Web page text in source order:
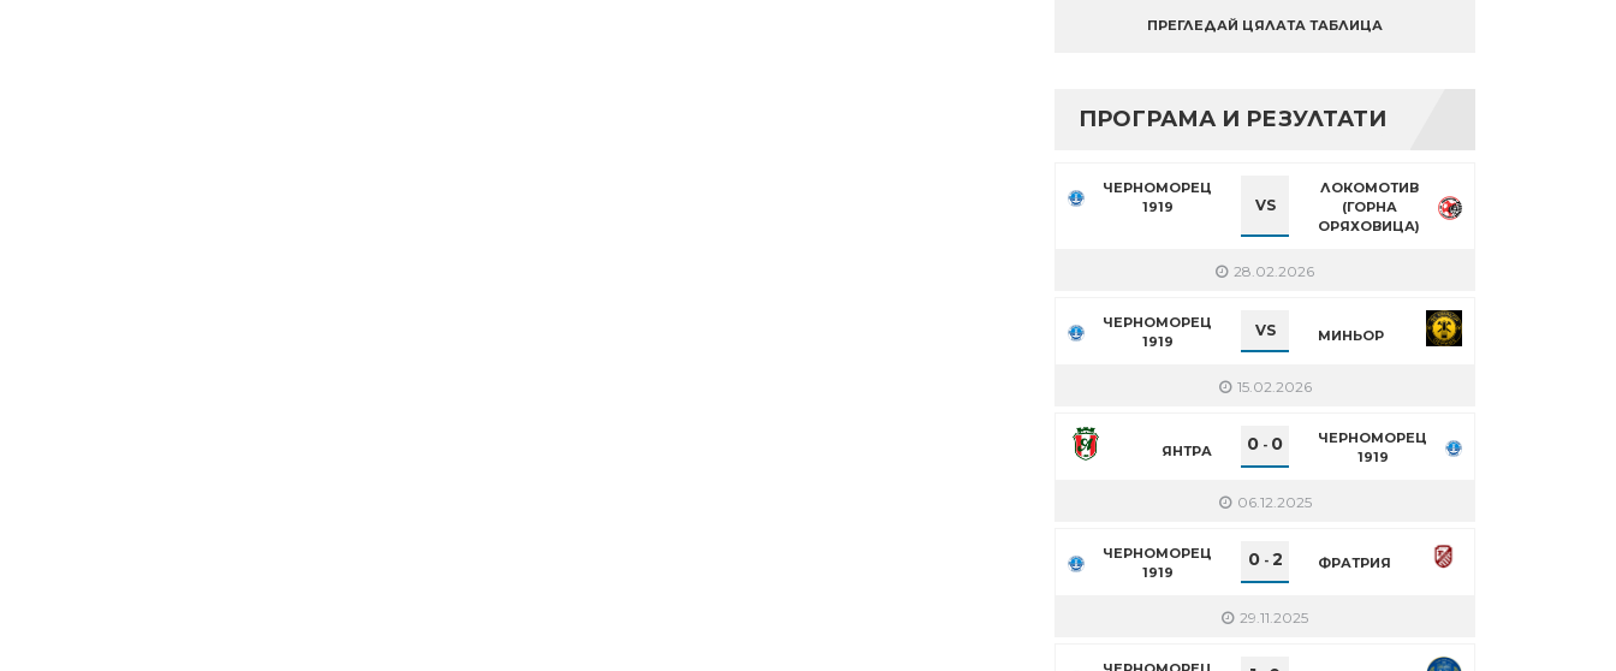
ПРЕГЛЕДАЙ ЦЯЛАТА ТАБЛИЦА
ПРОГРАМА И РЕЗУЛТАТИ
ЧЕРНОМОРЕЦ
1919
VS
ЛОКОМОТИВ
(ГОРНА
ОРЯХОВИЦА)
28.02.2026
ЧЕРНОМОРЕЦ
1919
VS МИНЬОР
15.02.2026
ЯНТРА 0 - 0
ЧЕРНОМОРЕЦ
1919
06.12.2025
ЧЕРНОМОРЕЦ
1919
0- 2 ФРАТРИЯ
29.11.2025